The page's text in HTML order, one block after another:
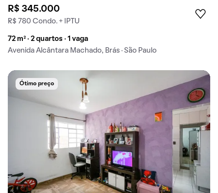
R$ 345.000
R$ 780 Condo. + IPTU
72 m² · 2 quartos · 1 vaga
Avenida Alcântara Machado, Brás · São Paulo
Ótimo preço